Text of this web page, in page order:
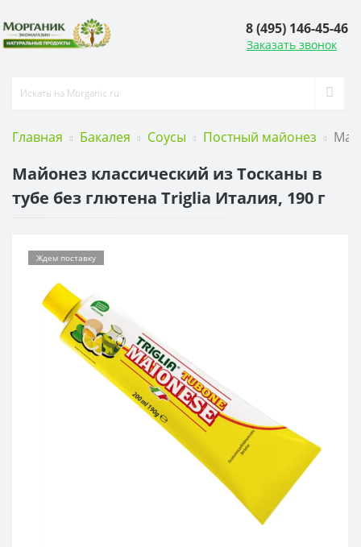
8 (495) 146-45-46
Заказать звонок
Главная Бакалея Соусы Постный майонез
Майонез классический из Тосканы в
тубе без глютена Triglia Италия, 190 г
Ждем поставку